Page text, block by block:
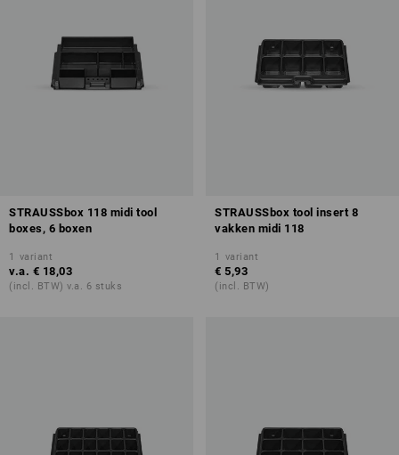
STRAUSSbox 118 midi tool
boxes, 6 boxen
1 variant
v.a. € 18,03
(incl. BTW) v.a. 6 stuks
STRAUSSbox tool insert 8
vakken midi 118
1 variant
€ 5,93
(incl. BTW)